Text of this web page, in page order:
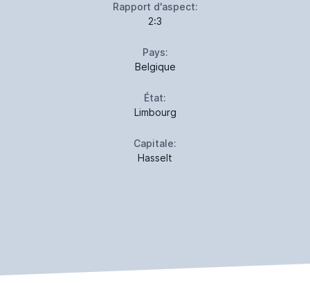
Rapport d'aspect:
2:3
Pays:
Belgique
État:
Limbourg
Capitale:
Hasselt